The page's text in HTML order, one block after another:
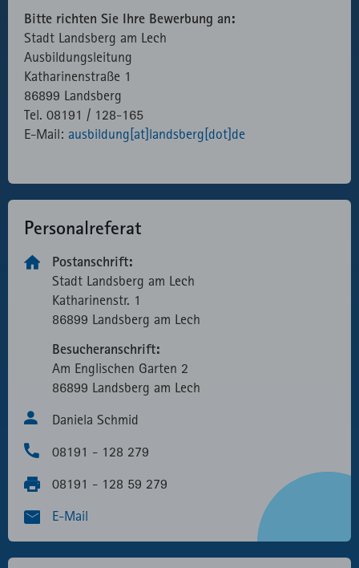
Bitte richten Sie Ihre Bewerbung an:
Stadt Landsberg am Lech
Ausbildungsleitung
Katharinenstraße 1
86899 Landsberg
Tel. 08191 / 128-165
E-Mail: ausbildung[at]landsberg[dot]de
Personal­referat
Postanschrift:
Stadt Landsberg am Lech
Katharinen­str. 1
86899 Landsberg am Lech
Besucheranschrift:
Am Englischen Garten 2
86899 Landsberg am Lech
Daniela Schmid
08191 - 128 279
08191 - 128 59 279
E-Mail